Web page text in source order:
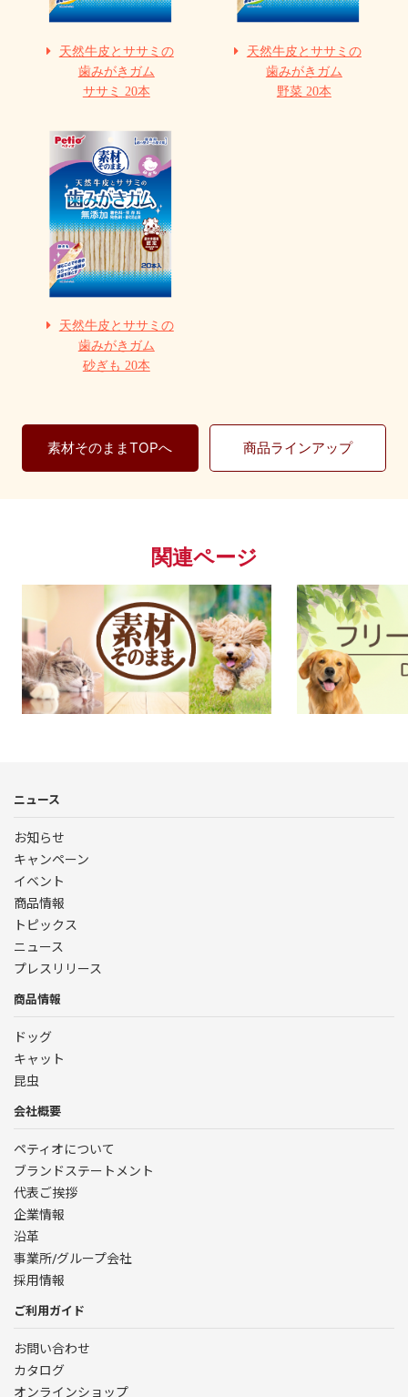
天然牛皮とササミの
歯みがきガム
ササミ 20本
天然牛皮とササミの
歯みがきガム
野菜 20本
天然牛皮とササミの
歯みがきガム
砂ぎも 20本
素材そのままTOPへ 商品ラインアップ
関連ページ
ニュース
お知らせ
キャンペーン
イベント
商品情報
トピックス
ニュース
プレスリリース
商品情報
ドッグ
キャット
昆虫
会社概要
ペティオについて
ブランドステートメント
代表ご挨拶
企業情報
沿革
事業所/グループ会社
採用情報
ご利用ガイド
お問い合わせ
カタログ
オンラインショップ